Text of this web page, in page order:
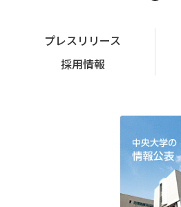
プレスリリース
採用情報